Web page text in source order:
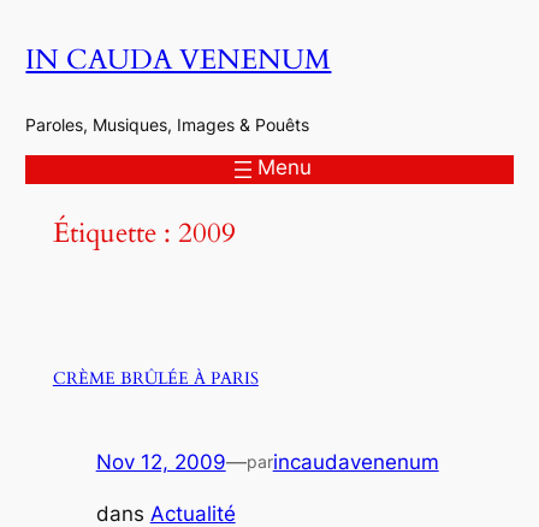
auIN CAUDA VENENUM
Paroles, Musiques, Images & Pouêts
Menu
Étiquette : 2009
CRÈME BRÛLÉE À PARIS
Nov 12, 2009—parincaudavenenum
dans Actualité